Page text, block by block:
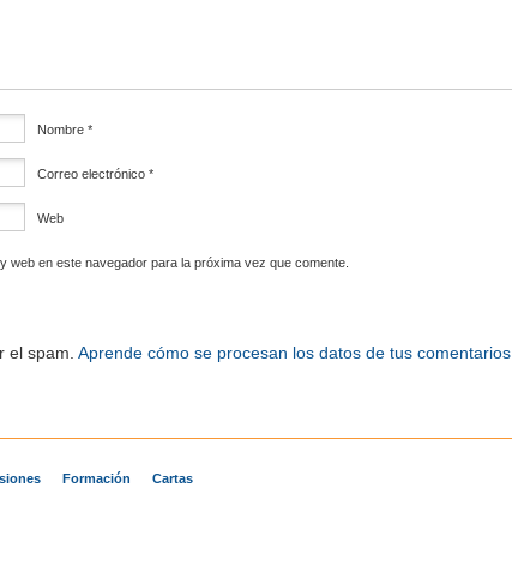
Nombre *
Correo electrónico *
Web
web en este navegador para la próxima vez que comente.
el spam. Aprende cómo se procesan los datos de tus comentarios.
Formación Cartas